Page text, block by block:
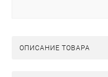
ОПИСАНИЕ ТОВАРА